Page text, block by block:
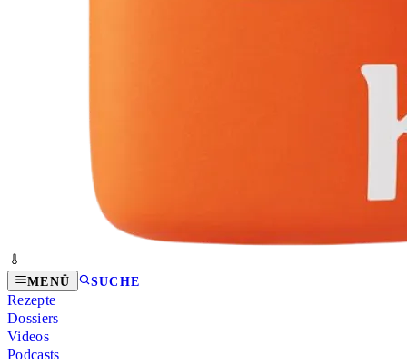
MENÜ SUCHE
Rezepte
Dossiers
Videos
Podcasts